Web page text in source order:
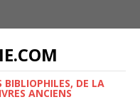
BIBLIOPHILES, DE LA
ANCIENS